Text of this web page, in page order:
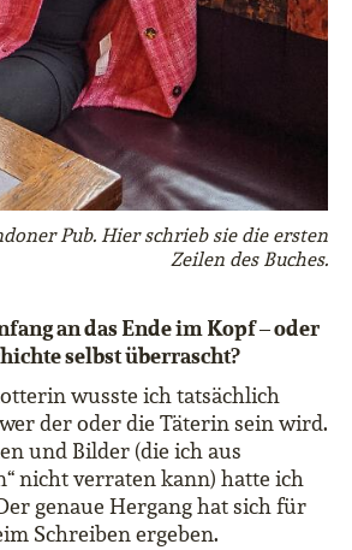
Pub. Hier schrieb sie die ersten
Zeilen des Buches.
an das Ende im Kopf – oder
selbst überrascht?
wusste ich tatsächlich
der oder die Täterin sein wird.
und Bilder (die ich aus
nicht verraten kann) hatte ich
genaue Hergang hat sich für
Schreiben ergeben.